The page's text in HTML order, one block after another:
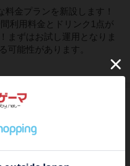
金プランを新設します！
利用料金とドリンク1点が
まずはお試し運用となりま
可能性があります。
頃
は定休日も営業し